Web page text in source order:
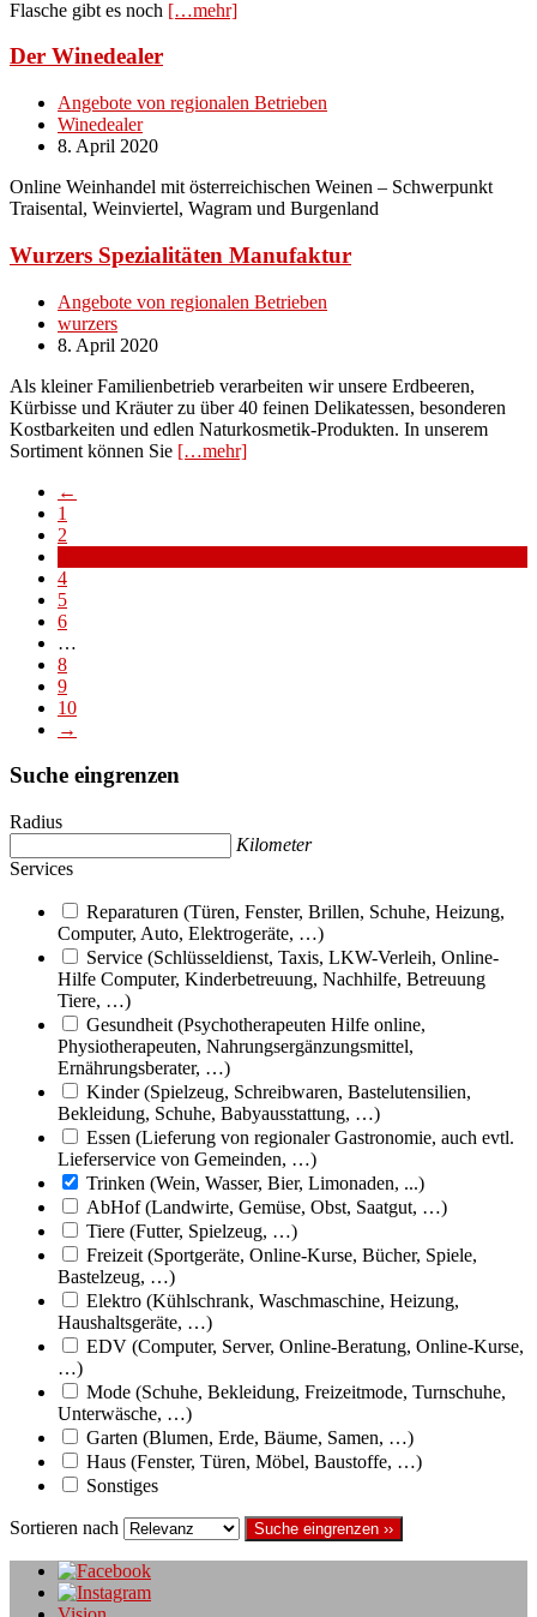
Flasche gibt es noch […mehr]
Der Winedealer
Angebote von regionalen Betrieben
Winedealer
8. April 2020
Online Weinhandel mit österreichischen Weinen – Schwerpunkt
Traisental, Weinviertel, Wagram und Burgenland
Wurzers Spezialitäten Manufaktur
Angebote von regionalen Betrieben
wurzers
8. April 2020
Als kleiner Familienbetrieb verarbeiten wir unsere Erdbeeren,
Kürbisse und Kräuter zu über 40 feinen Delikatessen, besonderen
Kostbarkeiten und edlen Naturkosmetik-Produkten. In unserem
Sortiment können Sie […mehr]
←
1
2
4
5
6
…
8
9
10
→
Suche eingrenzen
Radius
Kilometer
Services
Reparaturen (Türen, Fenster, Brillen, Schuhe, Heizung,
Computer, Auto, Elektrogeräte, …)
Service (Schlüsseldienst, Taxis, LKW-Verleih, Online-
Hilfe Computer, Kinderbetreuung, Nachhilfe, Betreuung
Tiere, …)
Gesundheit (Psychotherapeuten Hilfe online,
Physiotherapeuten, Nahrungsergänzungsmittel,
Ernährungsberater, …)
Kinder (Spielzeug, Schreibwaren, Bastelutensilien,
Bekleidung, Schuhe, Babyausstattung, …)
Essen (Lieferung von regionaler Gastronomie, auch evtl.
Lieferservice von Gemeinden, …)
Trinken (Wein, Wasser, Bier, Limonaden, ...)
AbHof (Landwirte, Gemüse, Obst, Saatgut, …)
Tiere (Futter, Spielzeug, …)
Freizeit (Sportgeräte, Online-Kurse, Bücher, Spiele,
Bastelzeug, …)
Elektro (Kühlschrank, Waschmaschine, Heizung,
Haushaltsgeräte, …)
EDV (Computer, Server, Online-Beratung, Online-Kurse,
…)
Mode (Schuhe, Bekleidung, Freizeitmode, Turnschuhe,
Unterwäsche, …)
Garten (Blumen, Erde, Bäume, Samen, …)
Haus (Fenster, Türen, Möbel, Baustoffe, …)
Sonstiges
Sortieren nach Suche eingrenzen ››